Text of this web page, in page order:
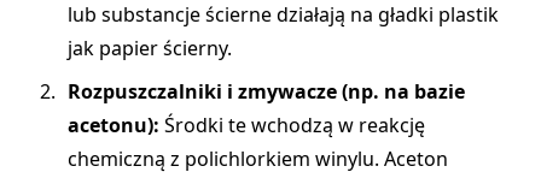
lub substancje ścierne działają na gładki plastik
jak papier ścierny.
Rozpuszczalniki i zmywacze (np. na bazie
acetonu): Środki te wchodzą w reakcję
chemiczną z polichlorkiem winylu. Aceton